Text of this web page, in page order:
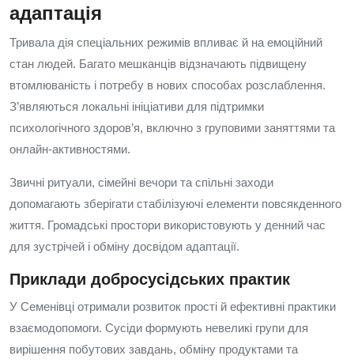
адаптація
Тривала дія спеціальних режимів впливає й на емоційний
стан людей. Багато мешканців відзначають підвищену
втомлюваність і потребу в нових способах розслаблення.
З’являються локальні ініціативи для підтримки
психологічного здоров’я, включно з груповими заняттями та
онлайн-активностями.
Звичні ритуали, сімейні вечори та спільні заходи
допомагають зберігати стабілізуючі елементи повсякденного
життя. Громадські простори використовують у денний час
для зустрічей і обміну досвідом адаптації.
Приклади добросусідських практик
У Семенівці отримали розвиток прості й ефективні практики
взаємодопомоги. Сусіди формують невеликі групи для
вирішення побутових завдань, обміну продуктами та